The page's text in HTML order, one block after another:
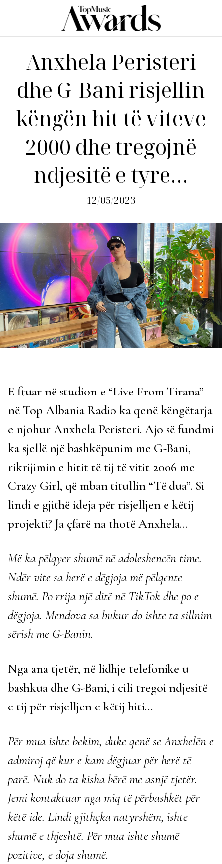
Anxhela Peristeri
dhe G-Bani risjellin
këngën hit të viteve
2000 dhe tregojnë
ndjesitë e tyre…
12/05/2023
E ftuar në studion e “Live From Tirana”
në Top Albania Radio ka qenë këngëtarja
e njohur Anxhela Peristeri. Ajo së fundmi
ka sjellë një bashkëpunim me G-Bani,
rikrijimin e hitit të tij të vitit 2006 me
Crazy Girl, që mban titullin “Të dua”. Si
lindi e gjithë ideja për risjelljen e këtij
projekti? Ja çfarë na thotë Anxhela…
Më ka pëlqyer shumë në adoleshencën time.
Ndër vite sa herë e dëgjoja më pëlqente
shumë. Po rrija një ditë në TikTok dhe po e
dëgjoja. Mendova sa bukur do ishte ta sillnim
sërish me G-Banin.
Nga ana tjetër, në lidhje telefonike u
bashkua dhe G-Bani, i cili tregoi ndjesitë
e tij për risjelljen e këtij hiti…
Për mua ishte bekim, duke qenë se Anxhelën e
admiroj që kur e kam dëgjuar për herë të
parë. Nuk do ta kisha bërë me asnjë tjetër.
Jemi kontaktuar nga miq të përbashkët për
këtë ide. Lindi gjithçka natyrshëm, ishte
shumë e thjeshtë. Për mua ishte shumë
pozitive, e doja shumë.